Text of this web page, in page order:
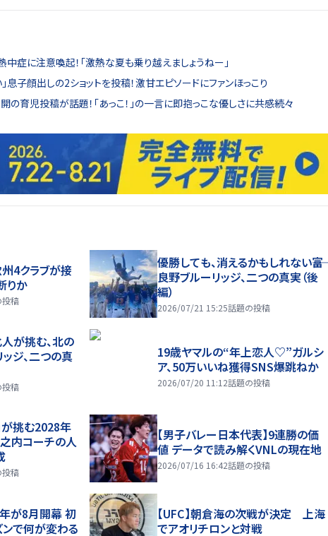
症に注意喚起！「激熱な夏も乗り越えましょうねー」
息子顔出しの2ショットを投稿！激甘エピソードにファンほっこり
の育児投稿が話題！「あっこ！」の一言に即抱っこな優しさに共感続々
4クラブが接
りか
投稿
優勝しても、消えるかもしれない――富
良野ブルーリッジ、二つの真実（後
編）
2026/07/21 15:25話題の投稿
人が挑む、北の
ッジ、二つの真
投稿
19歳ヤマルの“年上恋人♡”ガルシ
ア、50万いいね獲得SNS爆跳ねか
2026/07/20 11:12話題の投稿
が挑む2028年
内コーチの人
投稿
【男子バレー日本代表】9連勝の価
値 データで読み解くVNLの現在地
2026/07/16 16:42話題の投稿
年が8月開幕 初
で何が変わる
【UFC】朝倉海の次戦が決定 上海
でアオリチロンと対戦